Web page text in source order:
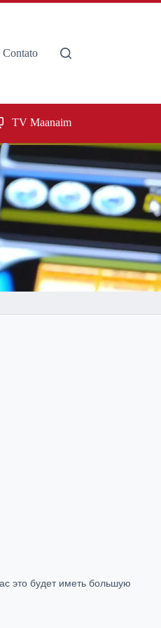
Contato
TV Maanaim
это будет иметь большую